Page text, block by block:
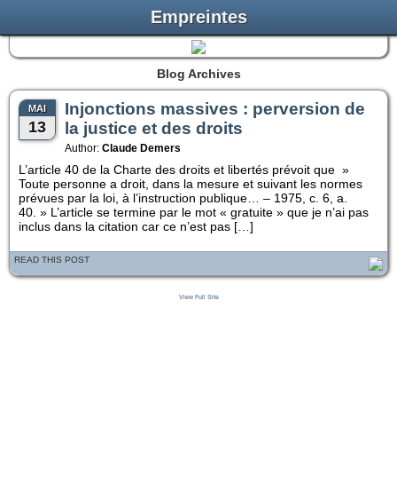
Empreintes
Blog Archives
MAI
13
Injonctions massives : perversion de
la justice et des droits
Author: Claude Demers
L’article 40 de la Charte des droits et libertés prévoit que »
Toute personne a droit, dans la mesure et suivant les normes
prévues par la loi, à l’instruction publique… – 1975, c. 6, a.
40. » L’article se termine par le mot « gratuite » que je n’ai pas
inclus dans la citation car ce n’est pas […]
READ THIS POST
View Full Site